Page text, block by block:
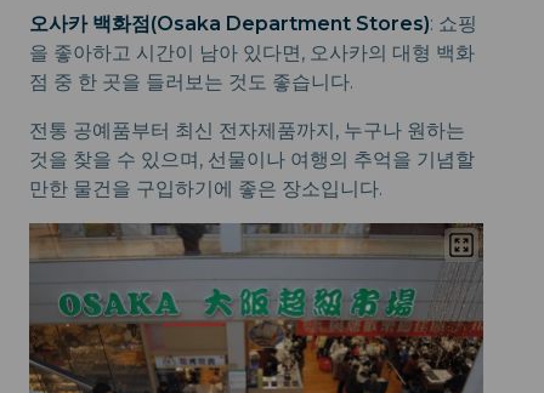
오사카 백화점(Osaka Department Stores): 쇼핑
을 좋아하고 시간이 남아 있다면, 오사카의 대형 백화
점 중 한 곳을 들러보는 것도 좋습니다.
전통 공예품부터 최신 전자제품까지, 누구나 원하는
것을 찾을 수 있으며, 선물이나 여행의 추억을 기념할
만한 물건을 구입하기에 좋은 장소입니다.